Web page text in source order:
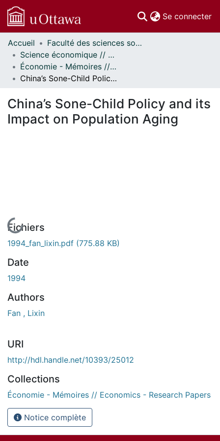
Se connecter
Communautés
et collections
Parcourir
Statistiques
À propos
Accueil
Faculté des sciences sociales // Faculty of Social Sciences
Science économique // Economics
Économie - Mémoires // Economics - Research Papers
China’s Sone-Child Policy and its Impact on Population Aging
China’s Sone-Child Policy and its
Impact on Population Aging
En cours de chargement...
Fichiers
1994_fan_lixin.pdf (775.88 KB)
Date
1994
Authors
Fan , Lixin
URI
http://hdl.handle.net/10393/25012
Collections
Économie - Mémoires // Economics - Research Papers
Notice complète